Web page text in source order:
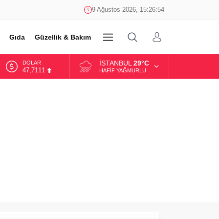
9 Ağustos 2026, 15:26:54
Gıda Güzellik & Bakım DİĞER
DOLAR
47,7111
İSTANBUL 29°C
HAFIF YAĞMURLU